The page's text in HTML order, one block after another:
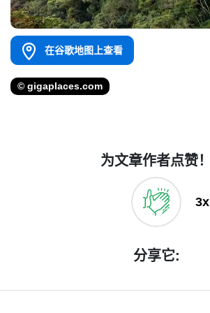
在谷歌地图上查看
© gigaplaces.com
为文章作者点赞！
3x
分享它: